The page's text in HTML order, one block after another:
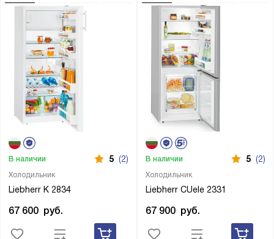
Холодильник
Liebherr K 2834
В наличии 5 (2)
67 600 руб.
Холодильник
Liebherr CUele 2331
В наличии 5 (2)
67 900 руб.